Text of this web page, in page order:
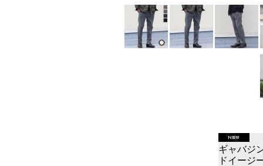
ギャバジ
ドイージ